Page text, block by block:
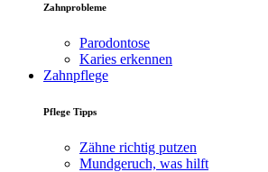
Zahnprobleme
Parodontose
Karies erkennen
Zahnpflege
Pflege Tipps
Zähne richtig putzen
Mundgeruch, was hilft